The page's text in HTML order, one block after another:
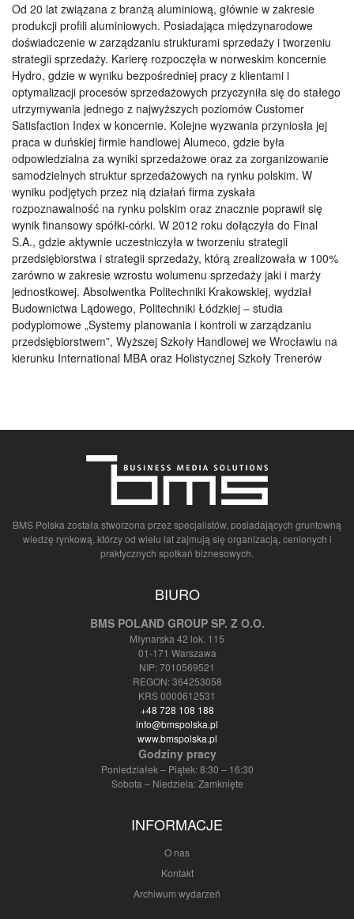
Od 20 lat związana z branżą aluminiową, głównie w zakresie
produkcji profili aluminiowych. Posiadająca międzynarodowe
doświadczenie w zarządzaniu strukturami sprzedaży i tworzeniu
strategii sprzedaży. Karierę rozpoczęła w norweskim koncernie
Hydro, gdzie w wyniku bezpośredniej pracy z klientami i
optymalizacji procesów sprzedażowych przyczyniła się do stałego
utrzymywania jednego z najwyższych poziomów Customer
Satisfaction Index w koncernie. Kolejne wyzwania przyniosła jej
praca w duńskiej firmie handlowej Alumeco, gdzie była
odpowiedzialna za wyniki sprzedażowe oraz za zorganizowanie
samodzielnych struktur sprzedażowych na rynku polskim. W
wyniku podjętych przez nią działań firma zyskała
rozpoznawalność na rynku polskim oraz znacznie poprawił się
wynik finansowy spółki-córki. W 2012 roku dołączyła do Final
S.A., gdzie aktywnie uczestniczyła w tworzeniu strategii
przedsiębiorstwa i strategii sprzedaży, którą zrealizowała w 100%
zarówno w zakresie wzrostu wolumenu sprzedaży jaki i marży
jednostkowej. Absolwentka Politechniki Krakowskiej, wydział
Budownictwa Lądowego, Politechniki Łódzkiej – studia
podyplomowe „Systemy planowania i kontroli w zarządzaniu
przedsiębiorstwem”, Wyższej Szkoły Handlowej we Wrocławiu na
kierunku International MBA oraz Holistycznej Szkoły Trenerów
BMS Polska została stworzona przez specjalistów, posiadających gruntowną
wiedzę rynkową, którzy od wielu lat zajmują się organizacją, cenionych i
praktycznych spotkań biznesowych.
BIURO
BMS POLAND GROUP SP. Z O.O.
Młynarska 42 lok. 115
01-171 Warszawa
NIP: 7010569521
REGON: 364253058
KRS 0000612531
+48 728 108 188
info@bmspolska.pl
www.bmspolska.pl
Godziny pracy
Poniedziałek – Piątek: 8:30 – 16:30
Sobota – Niedziela: Zamknięte
INFORMACJE
O nas
Kontakt
Archiwum wydarzeń